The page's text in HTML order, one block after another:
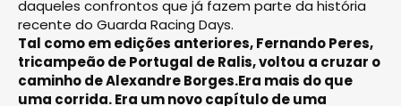
daqueles confrontos que já fazem parte da história
recente do Guarda Racing Days.
Tal como em edições anteriores, Fernando Peres,
tricampeão de Portugal de Ralis, voltou a cruzar o
caminho de Alexandre Borges.Era mais do que
uma corrida. Era um novo capítulo de uma